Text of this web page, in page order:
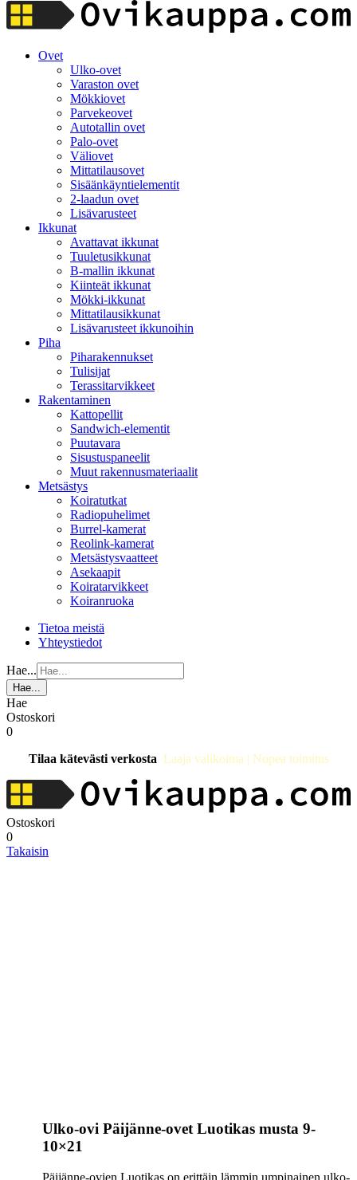
Ovet
Ulko-ovet
Varaston ovet
Mökkiovet
Parvekeovet
Autotallin ovet
Palo-ovet
Väliovet
Mittatilausovet
Sisäänkäyntielementit
2-laadun ovet
Lisävarusteet
Ikkunat
Avattavat ikkunat
Tuuletusikkunat
B-mallin ikkunat
Kiinteät ikkunat
Mökki-ikkunat
Mittatilausikkunat
Lisävarusteet ikkunoihin
Piha
Piharakennukset
Tulisijat
Terassitarvikkeet
Rakentaminen
Kattopellit
Sandwich-elementit
Puutavara
Sisustuspaneelit
Muut rakennusmateriaalit
Metsästys
Koiratutkat
Radiopuhelimet
Burrel-kamerat
Reolink-kamerat
Metsästysvaatteet
Asekaapit
Koiratarvikkeet
Koiranruoka
Tietoa meistä
Yhteystiedot
Hae...
Hae...
Hae
Ostoskori
0
Tilaa kätevästi verkosta Laaja valikoima | Nopea toimitus
Ostoskori
0
Takaisin
Ulko-ovi Päijänne-ovet Luotikas musta 9-
10×21
Päijänne-ovien Luotikas on erittäin lämmin umpinainen ulko-